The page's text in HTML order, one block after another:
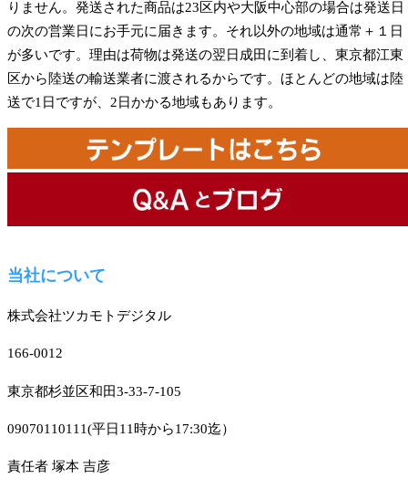
りません。発送された商品は23区内や大阪中心部の場合は発送日
の次の営業日にお手元に届きます。それ以外の地域は通常＋１日
が多いです。理由は荷物は発送の翌日成田に到着し、東京都江東
区から陸送の輸送業者に渡されるからです。ほとんどの地域は陸
送で1日ですが、2日かかる地域もあります。
当社について
株式会社ツカモトデジタル
166-0012
東京都杉並区和田3-33-7-105
09070110111(平日11時から17:30迄）
責任者 塚本 吉彦